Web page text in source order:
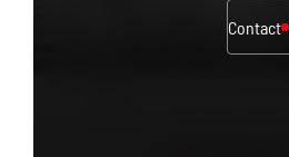
Contact